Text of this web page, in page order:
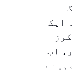
ایک
اب